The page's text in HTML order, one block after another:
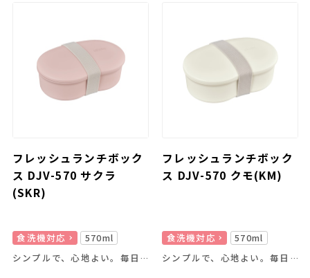
フレッシュランチボック
ス DJV-570 サクラ
(SKR)
食洗機対応
570ml
シンプルで、心地よい。毎日のお弁当生活がラクになる1段お弁当箱
フレッシュランチボック
ス DJV-570 クモ(KM)
食洗機対応
570ml
シンプルで、心地よい。毎日のお弁当生活がラクになる1段お弁当箱